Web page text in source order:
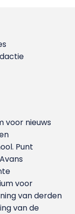
voor nieuws
Punt
voor
van derden
van de